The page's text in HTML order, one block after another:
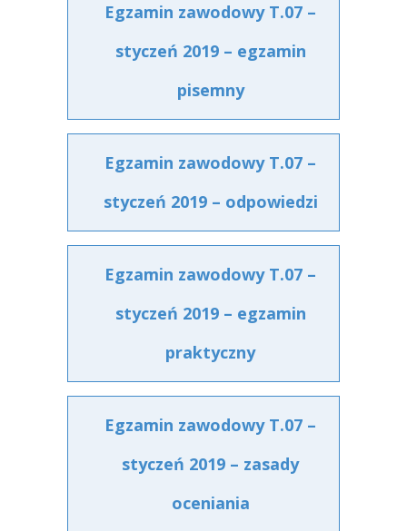
Egzamin zawodowy T.07 –
styczeń 2019 – egzamin
pisemny
Egzamin zawodowy T.07 –
styczeń 2019 – odpowiedzi
Egzamin zawodowy T.07 –
styczeń 2019 – egzamin
praktyczny
Egzamin zawodowy T.07 –
styczeń 2019 – zasady
oceniania